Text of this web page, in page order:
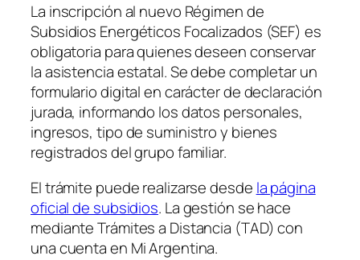
La inscripción al nuevo Régimen de
Subsidios Energéticos Focalizados (SEF) es
obligatoria para quienes deseen conservar
la asistencia estatal. Se debe completar un
formulario digital en carácter de declaración
jurada, informando los datos personales,
ingresos, tipo de suministro y bienes
registrados del grupo familiar.
El trámite puede realizarse desde la página
oficial de subsidios. La gestión se hace
mediante Trámites a Distancia (TAD) con
una cuenta en Mi Argentina.